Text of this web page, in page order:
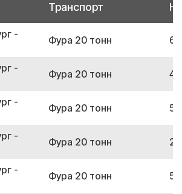
Транспорт
-
Фура 20 тонн
-
Фура 20 тонн
-
Фура 20 тонн
-
Фура 20 тонн
-
Фура 20 тонн